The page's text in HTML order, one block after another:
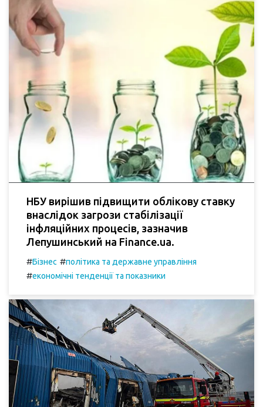
НБУ вирішив підвищити облікову ставку
внаслідок загрози стабілізації
інфляційних процесів, зазначив
Лепушинський на Finance.ua.
#Бізнес #політика та державне управління
#економічні тенденції та показники